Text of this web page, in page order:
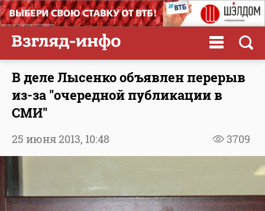
В деле Лысенко объявлен перерыв
из-за "очередной публикации в
СМИ"
3709
25 июня 2013, 10:48